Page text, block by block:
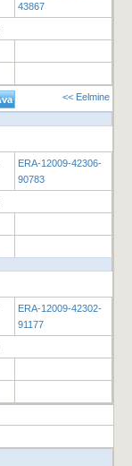
43867
<< Eelmine
ERA-12009-42306-
90783
ERA-12009-42302-
91177